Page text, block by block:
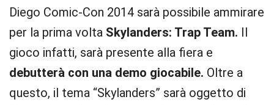
Diego Comic-Con 2014 sarà possibile ammirare
per la prima volta Skylanders: Trap Team. Il
gioco infatti, sarà presente alla fiera e
debutterà con una demo giocabile. Oltre a
questo, il tema “Skylanders” sarà oggetto di